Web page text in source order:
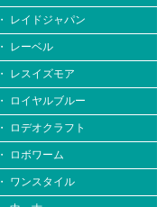
・ レイドジャパン
・ レーベル
・ レスイズモア
・ ロイヤルブルー
・ ロデオクラフト
・ ロボワーム
・ ワンスタイル